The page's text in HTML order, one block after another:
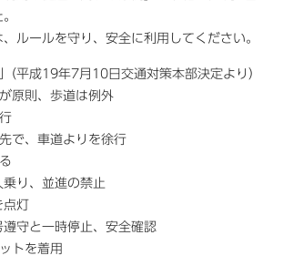
ルールを守り、安全に利用してください。
平成19年7月10日交通対策本部決定より）
原則、歩道は例外
で、車道よりを徐行
り、並進の禁止
灯
守と一時停止、安全確認
トを着用